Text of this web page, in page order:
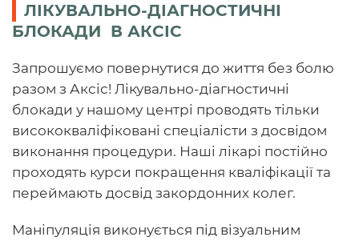
ЛІКУВАЛЬНО-ДІАГНОСТИЧНІ
БЛОКАДИ В АКСІС
Запрошуємо повернутися до життя без болю
разом з Аксіс! Лікувально-діагностичні
блокади у нашому центрі проводять тільки
висококваліфіковані спеціалісти з досвідом
виконання процедури. Наші лікарі постійно
проходять курси покращення кваліфікації та
переймають досвід закордонних колег.
Маніпуляція виконується під візуальним